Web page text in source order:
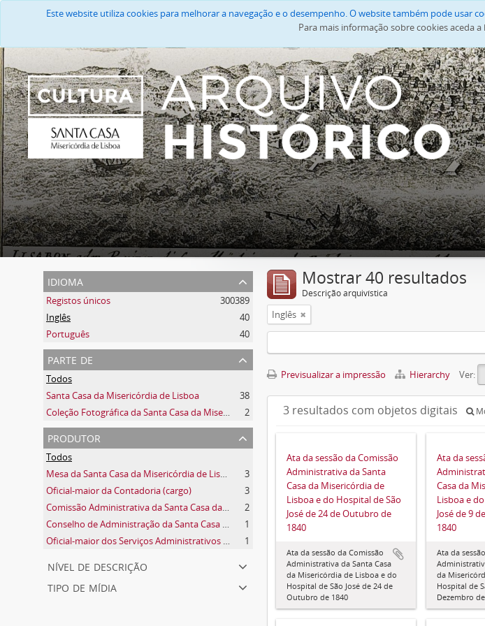
Este website utiliza cookies para melhorar a navegação e o desempenho. O website também pode usar
Para mais informação sobre cookies aceda
idioma
Registos únicos
300389
Inglês
40
Português
40
parte de
Todos
Santa Casa da Misericórdia de Lisboa
38
Coleção Fotográfica da Santa Casa da Misericórdia de Lisboa
2
produtor
Todos
Mesa da Santa Casa da Misericórdia de Lisboa
3
Oficial-maior da Contadoria (cargo)
3
Comissão Administrativa da Santa Casa da Misericórdia de Lisboa e do Hospital de São José
2
Conselho de Administração da Santa Casa da Misericórdia de Lisboa
1
Oficial-maior dos Serviços Administrativos (cargo)
1
nível de descrição
tipo de mídia
Mostrar 40 resultados
Descrição arquivística
Inglês
Previsualizar a impressão Hierarchy Ver:
3 resultados com objetos digitais
Ata da sessão da Comissão
Administrativa da Santa
Casa da Misericórdia de
Lisboa e do Hospital de São
José de 24 de Outubro de
1840
Ata da sessão da Comissão
Administrativa da Santa Casa
da Misericórdia de Lisboa e do
Hospital de São José de 24 de
Outubro de 1840
Ata da
Casa da
Lisboa e
José de 9
1840
Ata da
da
Hospital de
Dezembro